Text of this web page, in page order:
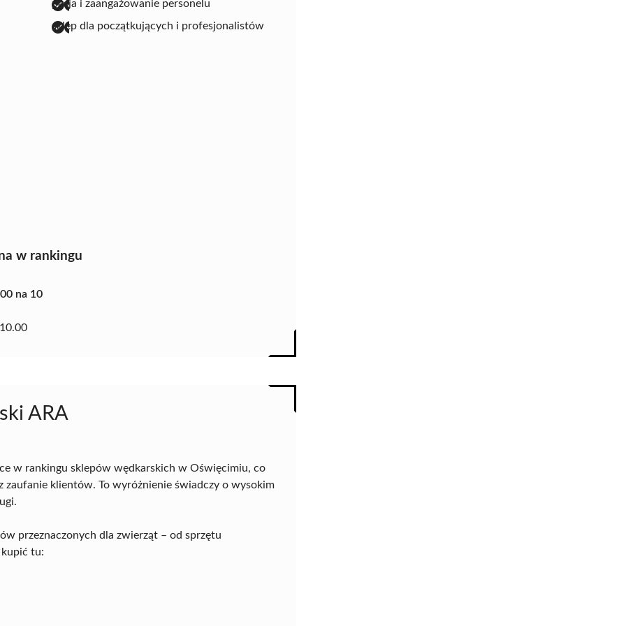
pasja i zaangażowanie personelu
sklep dla początkujących i profesjonalistów
w rankingu
na 10
10.00
ARA
w rankingu sklepów wędkarskich w Oświęcimiu, co
klientów. To wyróżnienie świadczy o wysokim
przeznaczonych dla zwierząt – od sprzętu
kupić tu: